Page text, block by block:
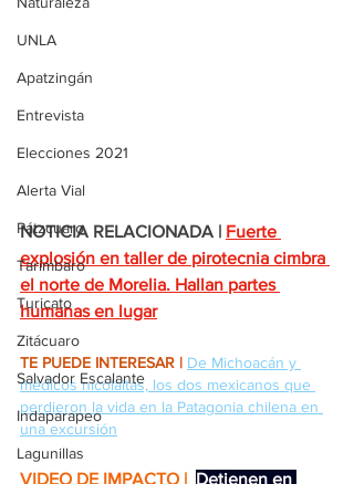
UNLA
Apatzingán
Entrevista
Elecciones 2021
Alerta Vial
Pátzcuaro
Tarímbaro
Turicato
Zitácuaro
Salvador Escalante
Indaparapeo
Lagunillas
NOTICIA RELACIONADA | Fuerte
explosión en taller de pirotecnia cimbra
el norte de Morelia. Hallan partes
humanas en lugar
TE PUEDE INTERESAR | De Michoacán y
médicos nicolaitas, los dos mexicanos que
perdieron la vida en la Patagonia chilena en
una excursión
VIDEO DE IMPACTO | Detienen en